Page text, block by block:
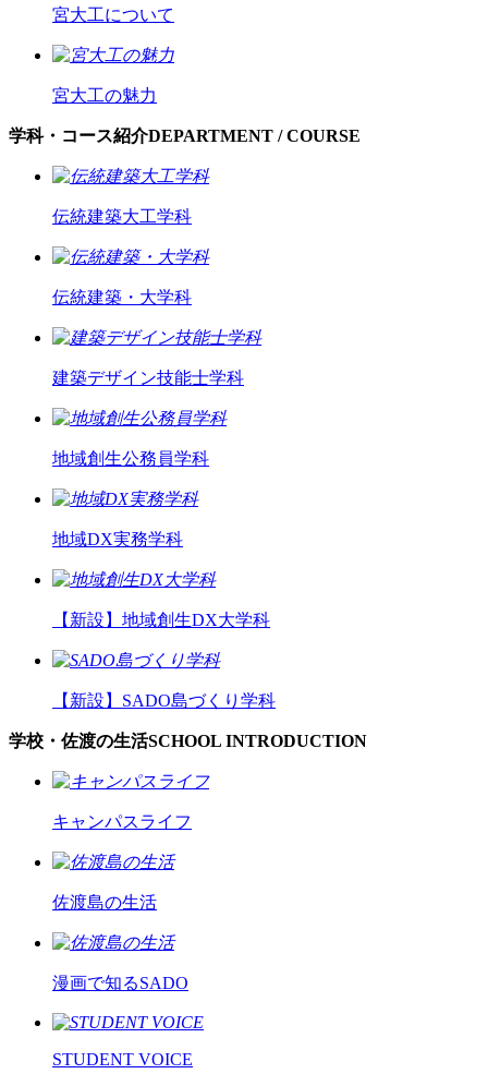
宮大工について
宮大工の魅力
学科・コース紹介DEPARTMENT / COURSE
伝統建築大工学科
伝統建築・大学科
建築デザイン技能士学科
地域創生公務員学科
地域DX実務学科
【新設】 地域創生DX大学科
【新設】 SADO島づくり学科
学校・佐渡の生活SCHOOL INTRODUCTION
キャンパスライフ
佐渡島の生活
漫画で知るSADO
STUDENT VOICE